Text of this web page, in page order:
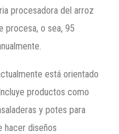
procesadora del arroz
procesa, o sea, 95
está orientado
productos como
y potes para
hacer diseños